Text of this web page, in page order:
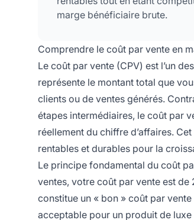
marge bénéficiaire brute.
Comprendre le coût par vente en
Le coût par vente (CPV) est l’un
représente le montant total que
clients ou de ventes générés.
étapes intermédiaires, le coût par
réellement du chiffre d’affaires.
rentables et durables pour la
Le principe fondamental du coût
ventes, votre coût par vente est
constitue un « bon » coût par
acceptable pour un produit de